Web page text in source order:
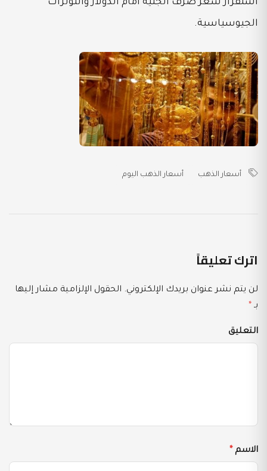
استقرار سعر صرف الجنيه أمام الدولار والتوترات
الجيوسياسية.
أسعار الذهب أسعار الذهب اليوم
اترك تعليقاً
لن يتم نشر عنوان بريدك الإلكتروني. الحقول الإلزامية مشار إليها
بـ *
التعليق
الاسم *